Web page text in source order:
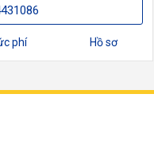
phí Hồ sơ